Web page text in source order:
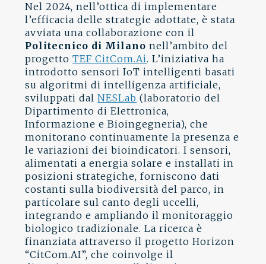
Nel 2024, nell’ottica di implementare
l’efficacia delle strategie adottate, è stata
avviata una collaborazione con il
Politecnico di Milano nell’ambito del
progettoTEF CitCom.Ai. L’iniziativa ha
introdotto sensori IoT intelligenti basati
su algoritmi di intelligenza artificiale,
sviluppati dalNESLab (laboratorio del
Dipartimento di Elettronica,
Informazione e Bioingegneria), che
monitorano continuamente la presenza e
le variazioni dei bioindicatori. I sensori,
alimentati a energia solare e installati in
posizioni strategiche, forniscono dati
costanti sulla biodiversità del parco, in
particolare sul canto degli uccelli,
integrando e ampliando il monitoraggio
biologico tradizionale. La ricerca è
finanziata attraverso il progetto Horizon
“CitCom.AI”, che coinvolge il